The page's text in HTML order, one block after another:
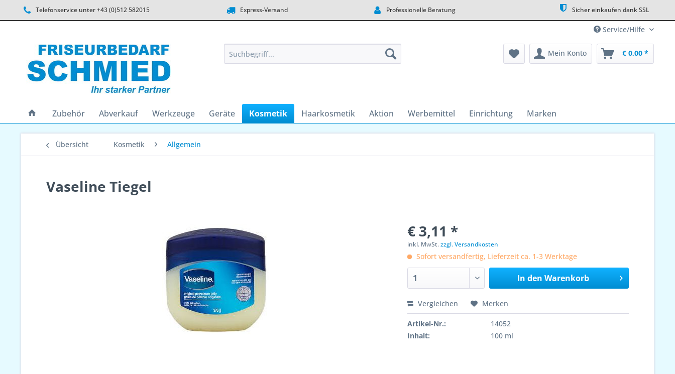
Telefonservice unter +43 (0)512 582015 Express-Versand Professionelle Beratung Sicher einkaufen dank SSL
Service/Hilfe
Mein Konto € 0,00 *
Zubehör Abverkauf Werkzeuge Geräte Kosmetik Haarkosmetik Aktion Werbemittel Einrichtung Marken
Übersicht Kosmetik Allgemein
Vaseline Tiegel
€ 3,11 *
inkl. MwSt.zzgl. Versandkosten
Sofort versandfertig, Lieferzeit ca. 1-3 Werktage
In den Warenkorb
Vergleichen Merken
Artikel-Nr.:
14052
Inhalt:
100 ml